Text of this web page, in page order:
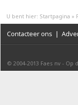
U bent hier: Startpagina »
Contacteer ons |
© 2004-2013 Faes nv - Op